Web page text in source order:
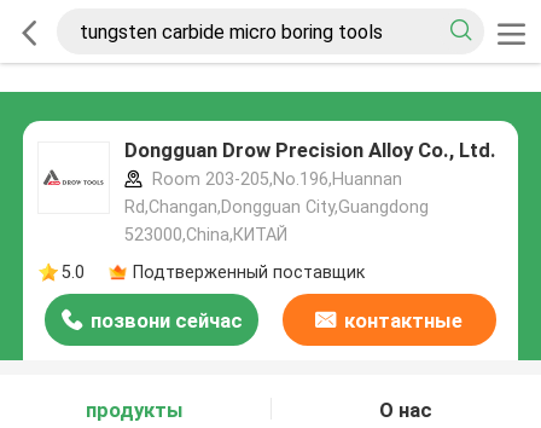
Dongguan Drow Precision Alloy Co., Ltd.
Room 203-205,No.196,Huannan
Rd,Changan,Dongguan City,Guangdong
523000,China,КИТАЙ
5.0
Подтверженный поставщик
позвони сейчас контактные
продукты
О нас